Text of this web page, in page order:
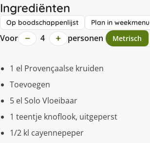
Ingrediënten
Op boodschappenlijst Plan in weekmenu
Voor − 4 + personen Metrisch
1 el Provençaalse kruiden
Toevoegen
5 el Solo Vloeibaar
1 teentje knoflook, uitgeperst
1/2 kl cayennepeper